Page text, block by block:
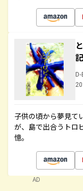
子供の頃から夢見て
が、島で出合うトロ
憶。
AD